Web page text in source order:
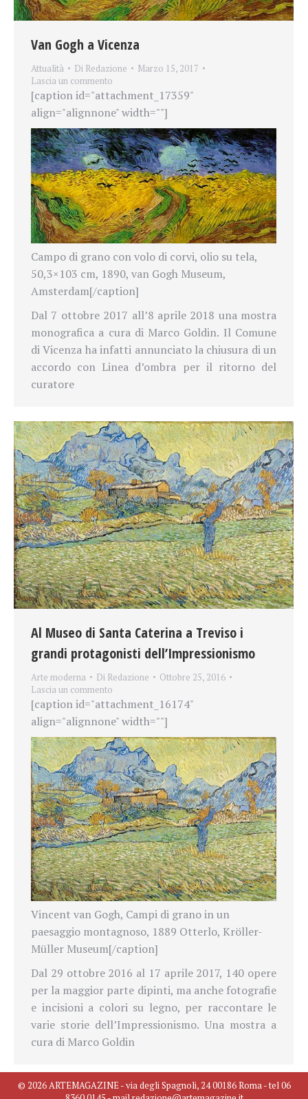
Van Gogh a Vicenza
Attualità Di Redazione
Marzo 15, 2017
Lascia un commento
[caption id="attachment_17359"
align="alignnone" width=""]
Campo di grano con volo di corvi, olio su tela,
50,3×103 cm, 1890, van Gogh Museum,
Amsterdam[/caption]
Dal 7 ottobre 2017 all’8 aprile 2018 una mostra
monografica a cura di Marco Goldin. Il Comune
di Vicenza ha infatti annunciato la chiusura di un
accordo con Linea d’ombra per il ritorno del
curatore
Al Museo di Santa Caterina a Treviso i
grandi protagonisti dell’Impressionismo
Arte moderna Di Redazione
Ottobre 25, 2016
Lascia un commento
[caption id="attachment_16174"
align="alignnone" width=""]
Vincent van Gogh, Campi di grano in un
paesaggio montagnoso, 1889 Otterlo, Kröller-
Müller Museum[/caption]
Dal 29 ottobre 2016 al 17 aprile 2017, 140 opere
per la maggior parte dipinti, ma anche fotografie
e incisioni a colori su legno, per raccontare le
varie storie dell’Impressionismo. Una mostra a
cura di Marco Goldin
© 2026 ARTEMAGAZINE - via degli Spagnoli, 24 00186 Roma - tel 06